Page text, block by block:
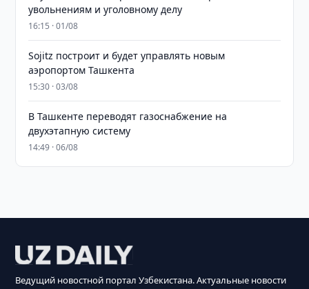
увольнениям и уголовному делу
16:15 · 01/08
Sojitz построит и будет управлять новым
аэропортом Ташкента
15:30 · 03/08
В Ташкенте переводят газоснабжение на
двухэтапную систему
14:49 · 06/08
Ведущий новостной портал Узбекистана. Актуальные новости